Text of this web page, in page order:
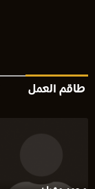
طاقم العمل